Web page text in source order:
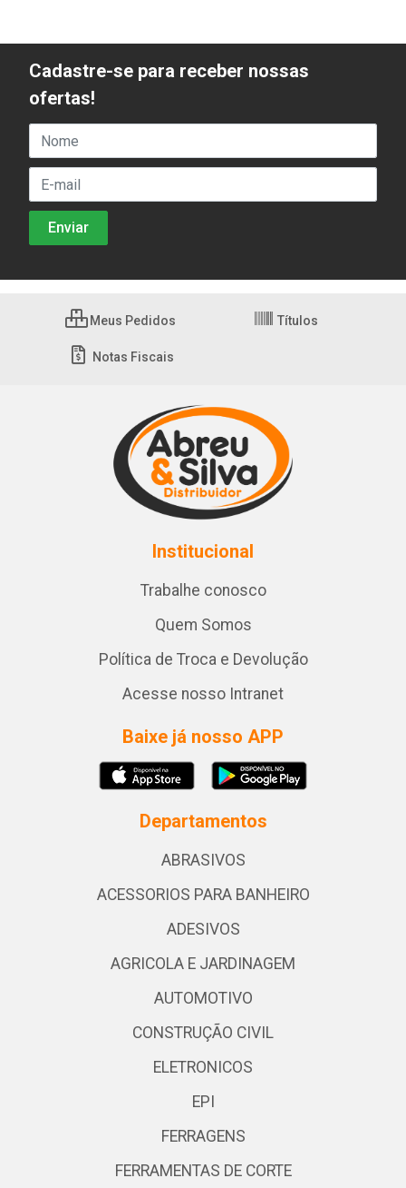
Cadastre-se para receber nossas
ofertas!
Meus Pedidos Títulos
Notas Fiscais
Institucional
Trabalhe conosco
Quem Somos
Política de Troca e Devolução
Acesse nosso Intranet
Baixe já nosso APP
Departamentos
ABRASIVOS
ACESSORIOS PARA BANHEIRO
ADESIVOS
AGRICOLA E JARDINAGEM
AUTOMOTIVO
CONSTRUÇÃO CIVIL
ELETRONICOS
EPI
FERRAGENS
FERRAMENTAS DE CORTE